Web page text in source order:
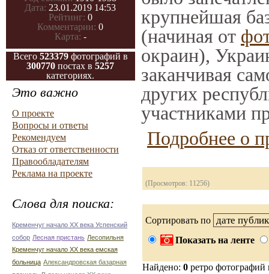
Дата: 23.01.2019 14:53
Рейтинг: 0
Комментарии: 0
Карта: -
Всего 523379 фотографий в
300770 постах в5257
категориях.
Это важно
О проекте
Вопросы и ответы
Рекомендуем
Отказ от ответственности
Правообладателям
Реклама на проекте
Слова для поиска:
Кременчуг начало ХХ века Успенский
собор Лесная пристань Лесопильня
Кременчуг начало ХХ века емская
больница Александровская базарная
крупнейшая
(начиная от
окраин),
заканчивая
других
участниками
Подробнее о
(Просмотров: 11256)
Сортировать по
Показать на ленте
Найдено: 0 ретро